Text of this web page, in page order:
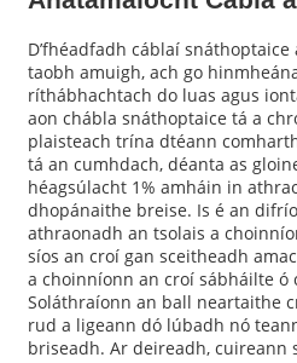
D’fhéadfadh cáblaí
taobh amuigh, ach go
ríthábhachtach do luas agus
aon chábla snáthoptaice tá a
plaisteach trína dtéann
tá an cumhdach, déanta as
héagsúlacht 1% amháin in
dhopánaithe breise. Is é an
athraonadh an tsolais a
síos an croí gan sceitheadh
a choinníonn an croí sábháilte ó
Soláthraíonn an ball neartaithe
rud a ligeann dó lúbadh nó
briseadh. Ar deireadh, cuireann